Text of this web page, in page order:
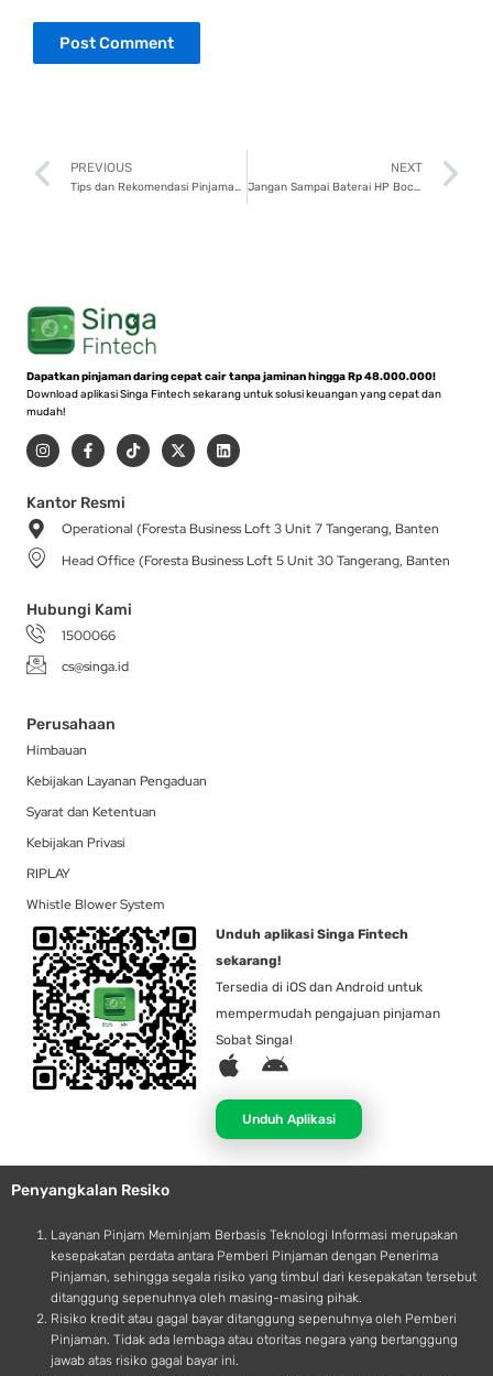
Prev
PREVIOUS
Tips dan Rekomendasi Pinjaman Online Legal Terpercaya 2025
NEXT
Jangan Sampai Baterai HP Bocor! Ini Sebab dan Cara Cegahnya
Dapatkan pinjaman daring cepat cair tanpa jaminan hingga Rp 48.000.000!
Download aplikasi Singa Fintech sekarang untuk solusi keuangan yang cepat dan
mudah!
I
n
s
a
g
r
a
m
F
a
c
b
o
-
T
i
k
X
-
t
t
r
L
i
n
i
Kantor Resmi
Operational (Foresta Business Loft 3 Unit 7 Tangerang, Banten
Head Office (Foresta Business Loft 5 Unit 30 Tangerang, Banten
Hubungi Kami
1500066
cs@singa.id
Perusahaan
Himbauan
Kebijakan Layanan Pengaduan
Syarat dan Ketentuan
Kebijakan Privasi
RIPLAY
Whistle Blower System
Unduh aplikasi Singa Fintech
sekarang!
Tersedia di iOS dan Android untuk
mempermudah pengajuan pinjaman
Sobat Singa!
A
p
l
e
A
d
r
o
d
Unduh Aplikasi
Penyangkalan Resiko
Layanan Pinjam Meminjam Berbasis Teknologi Informasi merupakan
kesepakatan perdata antara Pemberi Pinjaman dengan Penerima
Pinjaman, sehingga segala risiko yang timbul dari kesepakatan tersebut
ditanggung sepenuhnya oleh masing-masing pihak.
Risiko kredit atau gagal bayar ditanggung sepenuhnya oleh Pemberi
Pinjaman. Tidak ada lembaga atau otoritas negara yang bertanggung
jawab atas risiko gagal bayar ini.